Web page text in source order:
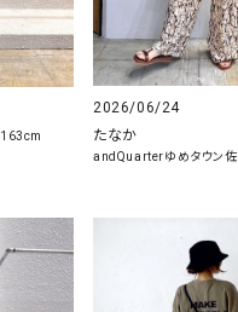
163cm
2026/06/24
たなか
andQuarterゆめタウン